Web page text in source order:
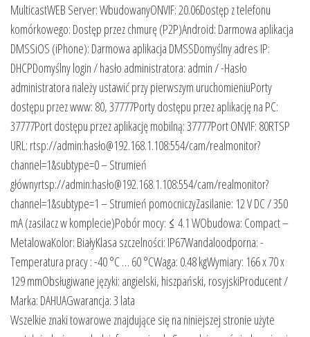
MulticastWEB Server: WbudowanyONVIF: 20.06Dostęp z telefonu
komórkowego: Dostęp przez chmurę (P2P)Android: Darmowa aplikacja
DMSSiOS (iPhone): Darmowa aplikacja DMSSDomyślny adres IP:
DHCPDomyślny login / hasło administratora: admin / -Hasło
administratora należy ustawić przy pierwszym uruchomieniuPorty
dostępu przez www: 80, 37777Porty dostępu przez aplikację na PC:
37777Port dostępu przez aplikację mobilną: 37777Port ONVIF: 80RTSP
URL: rtsp://admin:hasło@192.168.1.108:554/cam/realmonitor?
channel=1&subtype=0 – Strumień
głównyrtsp://admin:hasło@192.168.1.108:554/cam/realmonitor?
channel=1&subtype=1 – Strumień pomocniczyZasilanie: 12 V DC / 350
mA (zasilacz w komplecie)Pobór mocy: ≤ 4.1 WObudowa: Compact –
MetalowaKolor: BiałyKlasa szczelności: IP67Wandaloodporna: -
Temperatura pracy : -40 °C … 60 °CWaga: 0.48 kgWymiary: 166 x 70 x
129 mmObsługiwane języki: angielski, hiszpański, rosyjskiProducent /
Marka: DAHUAGwarancja: 3 lata
Wszelkie znaki towarowe znajdujące się na niniejszej stronie użyte